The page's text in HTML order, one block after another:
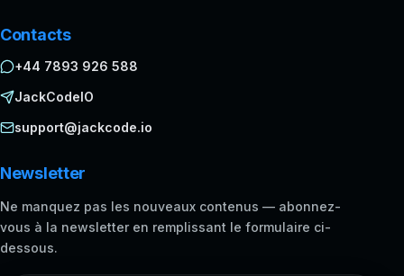
Contacts
+44 7893 926 588
JackCodeIO
support@jackcode.io
Newsletter
Ne manquez pas les nouveaux contenus — abonnez-
vous à la newsletter en remplissant le formulaire ci-
dessous.